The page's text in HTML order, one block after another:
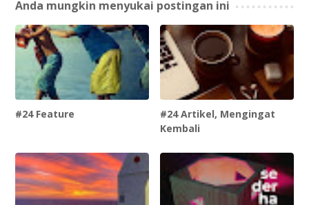
Anda mungkin menyukai postingan ini
#24 Feature
#24 Artikel, Mengingat
Kembali